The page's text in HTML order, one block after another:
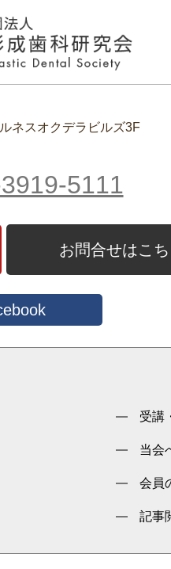
ネスオクデラビルズ3F
5111
お問合せはこち
受講
当会
会員
記事